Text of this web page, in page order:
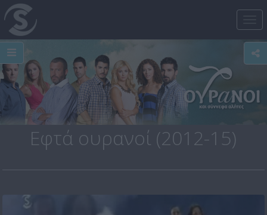
Εφτά ουρανοί (2012-15)